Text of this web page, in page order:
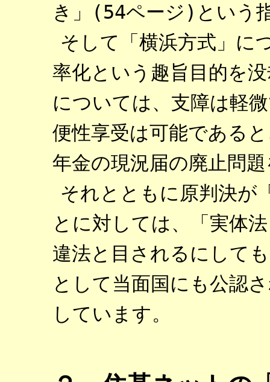
き」(54ページ)という
そして「横浜方式」に
率化という趣旨目的を
については、支障は軽
便性享受は可能である
年金の現況届の廃止問
それとともに原判決が
とに対しては、「実体
違法と目されるにして
として当面国にも公認
しています。